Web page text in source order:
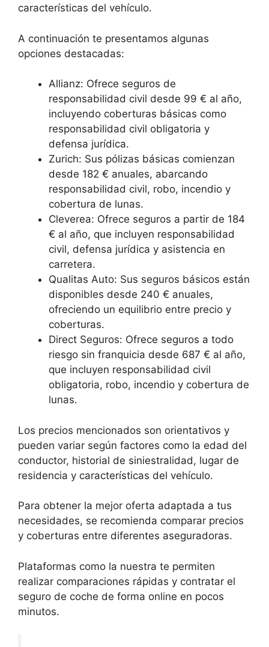
características del vehículo.
A continuación te presentamos algunas
opciones destacadas:
Allianz: Ofrece seguros de
responsabilidad civil desde 99 € al año,
incluyendo coberturas básicas como
responsabilidad civil obligatoria y
defensa jurídica.
Zurich: Sus pólizas básicas comienzan
desde 182 € anuales, abarcando
responsabilidad civil, robo, incendio y
cobertura de lunas.
Cleverea: Ofrece seguros a partir de 184
€ al año, que incluyen responsabilidad
civil, defensa jurídica y asistencia en
carretera.
Qualitas Auto: Sus seguros básicos están
disponibles desde 240 € anuales,
ofreciendo un equilibrio entre precio y
coberturas.
Direct Seguros: Ofrece seguros a todo
riesgo sin franquicia desde 687 € al año,
que incluyen responsabilidad civil
obligatoria, robo, incendio y cobertura de
lunas.
Los precios mencionados son orientativos y
pueden variar según factores como la edad del
conductor, historial de siniestralidad, lugar de
residencia y características del vehículo.
Para obtener la mejor oferta adaptada a tus
necesidades, se recomienda comparar precios
y coberturas entre diferentes aseguradoras.
Plataformas como la nuestra te permiten
realizar comparaciones rápidas y contratar el
seguro de coche de forma online en pocos
minutos.